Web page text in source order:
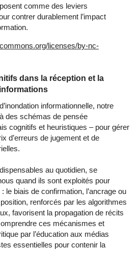
comme des leviers
contrer durablement l’impact
licenses/by-nc-
dans la réception et la
informationnelle, notre
des schémas de pensée
cognitifs et heuristiques – pour gérer
d’erreurs de jugement et de
au quotidien, se
quand ils sont exploités pour
: le biais de confirmation, l’ancrage ou
renforcés par les algorithmes
favorisent la propagation de récits
ces mécanismes et
par l’éducation aux médias
essentielles pour contenir la